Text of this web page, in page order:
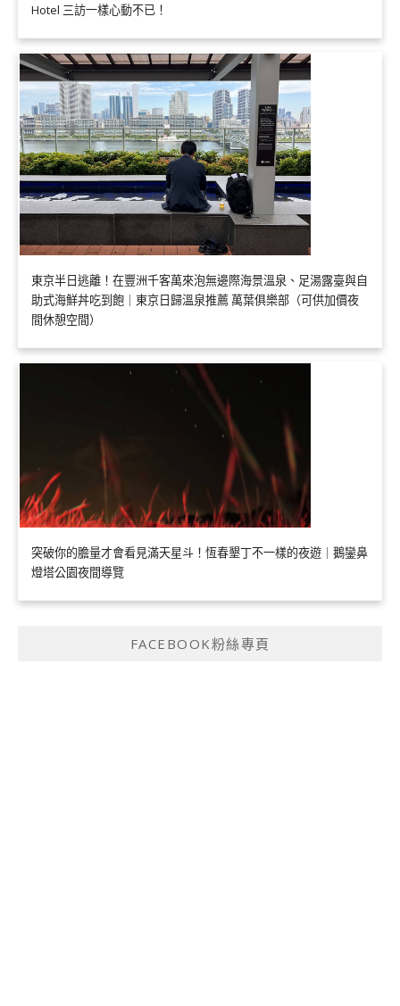
Hotel 三訪一樣心動不已！
東京半日逃離！在豐洲千客萬來泡無邊際海景溫泉、足湯露臺與自
助式海鮮丼吃到飽｜東京日歸溫泉推薦 萬葉俱樂部（可供加價夜
間休憩空間）
突破你的膽量才會看見滿天星斗！恆春墾丁不一樣的夜遊｜鵝鑾鼻
燈塔公園夜間導覽
FACEBOOK粉絲專頁